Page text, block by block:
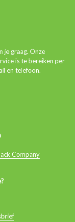
je graag. Onze
is te bereiken per
en telefoon.
Company